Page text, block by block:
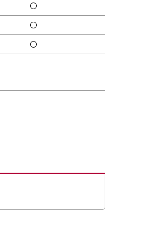
〇
〇
〇